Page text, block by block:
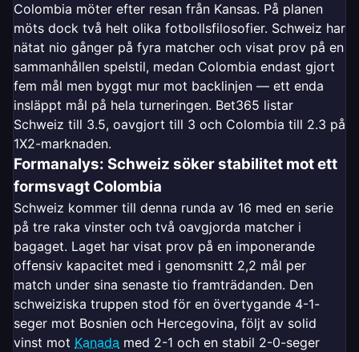
Colombia möter efter resan från Kansas. På planen
möts dock två helt olika fotbollsfilosofier. Schweiz har
nätat nio gånger på fyra matcher och visat prov på en
sammanhållen spelstil, medan Colombia endast gjort
fem mål men byggt mur mot backlinjen — ett enda
insläppt mål på hela turneringen. Bet365 listar
Schweiz till 3.5, oavgjort till 3 och Colombia till 2.3 på
1X2-marknaden.
Formanalys: Schweiz söker stabilitet mot ett
formsvagt Colombia
Schweiz kommer till denna runda av 16 med en serie
på tre raka vinster och två oavgjorda matcher i
bagaget. Laget har visat prov på en imponerande
offensiv kapacitet med i genomsnitt 2,2 mål per
match under sina senaste tio framträdanden. Den
schweiziska truppen stod för en övertygande 4-1-
seger mot Bosnien och Hercegovina, följt av solid
vinst mot Kanada med 2-1 och en stabil 2-0-seger